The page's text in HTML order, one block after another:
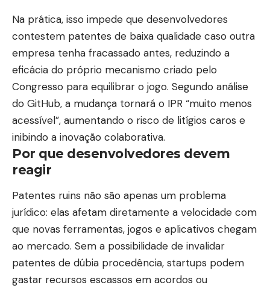
Na prática, isso impede que desenvolvedores
contestem patentes de baixa qualidade caso outra
empresa tenha fracassado antes, reduzindo a
eficácia do próprio mecanismo criado pelo
Congresso para equilibrar o jogo. Segundo análise
do GitHub, a mudança tornará o IPR “muito menos
acessível”, aumentando o risco de litígios caros e
inibindo a inovação colaborativa.
Por que desenvolvedores devem
reagir
Patentes ruins não são apenas um problema
jurídico: elas afetam diretamente a velocidade com
que novas ferramentas, jogos e aplicativos chegam
ao mercado. Sem a possibilidade de invalidar
patentes de dúbia procedência, startups podem
gastar recursos escassos em acordos ou